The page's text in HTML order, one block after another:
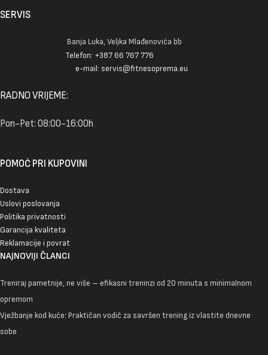
SERVIS
Banja Luka, Veljka Mlađenovića bb
Telefon: +387 66 767 776
e-mail: servis@fitnesoprema.eu
RADNO VRIJEME:
Pon-Pet: 08:00-16:00h
POMOĆ PRI KUPOVINI
Dostava
Uslovi poslovanja
Politika privatnosti
Garancija kvaliteta
Reklamacije i povrat
NAJNOVIJI ČLANCI
Treniraj pametnije, ne više – efikasni treninzi od 20 minuta s minimalnom
opremom
Vježbanje kod kuće: Praktičan vodič za savršen trening iz vlastite dnevne
sobe